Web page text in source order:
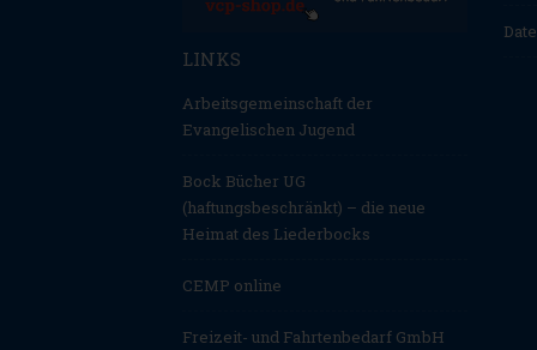
LINKS
Arbeitsgemeinschaft der
Evangelischen Jugend
Bock Bücher UG
(haftungsbeschränkt) – die neue
Heimat des Liederbocks
CEMP online
Freizeit- und Fahrtenbedarf GmbH